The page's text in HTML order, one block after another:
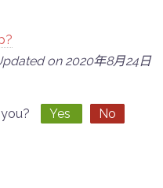
on 2020年8月24日
Yes No